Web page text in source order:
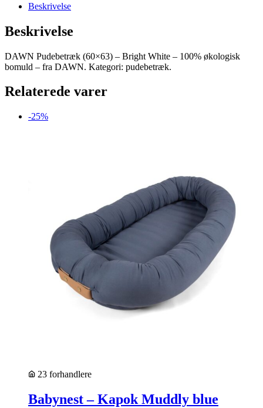
Beskrivelse
Beskrivelse
DAWN Pudebetræk (60×63) – Bright White – 100% økologisk
bomuld – fra DAWN. Kategori: pudebetræk.
Relaterede varer
-25%
23 forhandlere
Babynest – Kapok Muddly blue